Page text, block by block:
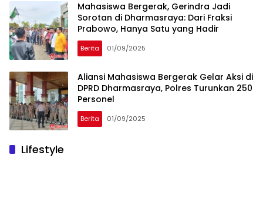
Mahasiswa Bergerak, Gerindra Jadi
Sorotan di Dharmasraya: Dari Fraksi
Prabowo, Hanya Satu yang Hadir
Berita 01/09/2025
Aliansi Mahasiswa Bergerak Gelar Aksi di
DPRD Dharmasraya, Polres Turunkan 250
Personel
Berita 01/09/2025
Lifestyle